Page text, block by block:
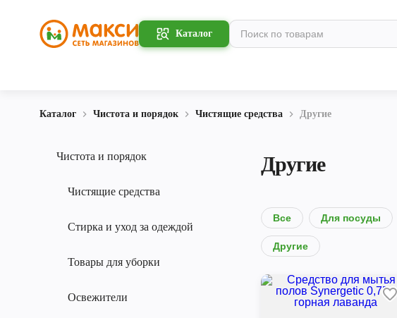
Каталог
Каталог Чистота и порядок Чистящие средства Другие
Чистота и порядок
Чистящие средства
Стирка и уход за одеждой
Товары для уборки
Освежители
Другие
Все Для посуды
Другие